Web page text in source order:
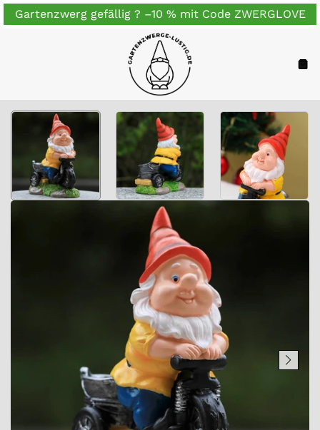
Zum
InhaltGartenzwerg gefällig ? –10 % mit Code ZWERGLOVE